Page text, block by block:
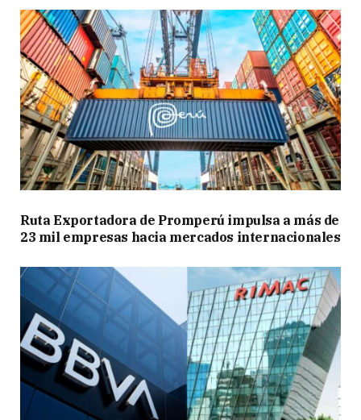
Ruta Exportadora de Promperú impulsa a más de
23 mil empresas hacia mercados internacionales